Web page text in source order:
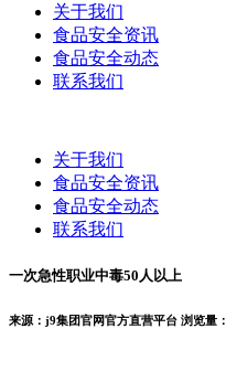
关于我们
食品安全资讯
食品安全动态
联系我们
关于我们
食品安全资讯
食品安全动态
联系我们
一次急性职业中毒50人以上
来源：j9集团官网官方直营平台 浏览量：